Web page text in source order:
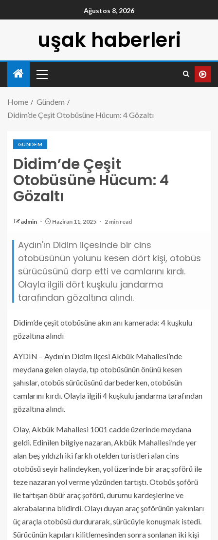
Ağustos 8, 2026
uşak haberleri
Home
Gündem
Didim’de Çeşit Otobüsüne Hücum: 4 Gözaltı
GÜNDEM
Didim’de Çeşit
Otobüsüne Hücum: 4
Gözaltı
admin Haziran 11, 2025 2 min read
Aydın'ın Didim ilçesinde bir cins
otobüsünün yolunu kesen dört kişi, otobüs
sürücüsünü darp etti ve camlarını kırdı.
Olayla ilgili dört kuşkulu jandarma
tarafından gözaltına alındı.
Didim’de çeşit otobüsüne akın anı kamerada: 4 kuşkulu
gözaltına alındı
AYDIN – Aydın’ın Didim ilçesi Akbük Mahallesi’nde
meydana gelen olayda, tıp otobüsünün önünü kesen
şahıslar, otobüs sürücüsünü darbederken, otobüsün
camlarını kırdı. Olayla ilgili 4 kuşkulu jandarma tarafından
gözaltına alındı.
Olay, Akbük Mahallesi 1001 cadde üzerinde meydana
geldi. Edinilen bilgiye nazaran, Akbük Mahallesi’nde yer
alan beş yıldızlı iki farklı otelden turistleri alan cins
otobüsü seyir halindeyken, yol üzerinde bir araç şoförü ile
teze nazaran yol verme yüzünden tartıştı. Otobüs şoförü
ile tartışan öbür araç şoförü, durumu kardeşlerine ve
akrabalarına bildirdi. Olayı duyan araç şoförünün yakınları
üç araçla otobüsü durdurarak, sürücüyle konuşmak istedi.
Sürücünün kapıları kilitlemesinden sonra sonlanan iki kişi